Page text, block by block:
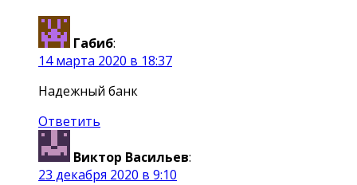
Габиб:
14 марта 2020 в 18:37
Надежный банк
Ответить
Виктор Васильев:
23 декабря 2020 в 9:10